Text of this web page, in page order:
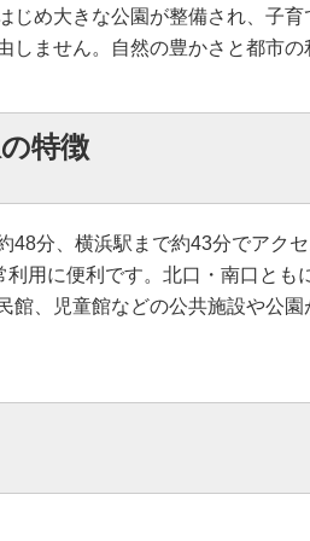
じめ大きな公園が整備され、子
しません。自然の豊かさと都市
特徴
48分、横浜駅まで約43分でアク
用に便利です。北口・南口と
館、児童館などの公共施設や公